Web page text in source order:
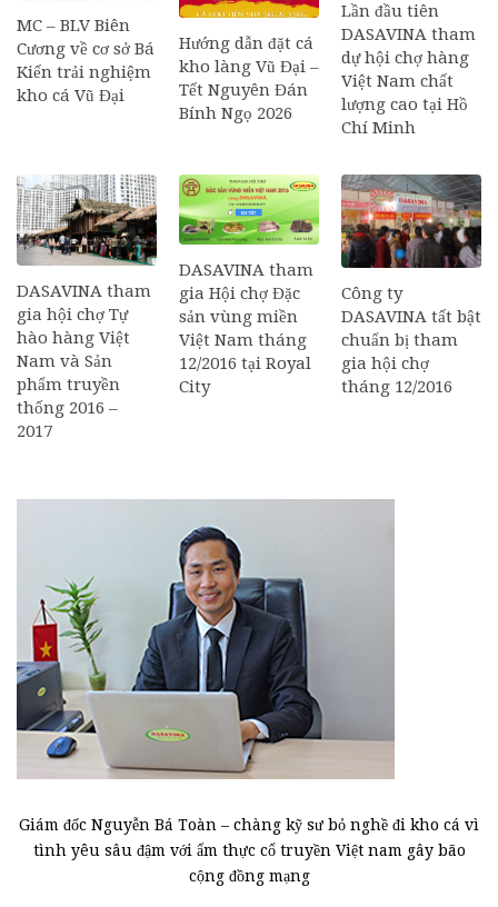
MC – BLV Biên
Cương về cơ sở Bá
Kiến trải nghiệm
kho cá Vũ Đại
Hướng dẫn đặt cá
kho làng Vũ Đại –
Tết Nguyên Đán
Bính Ngọ 2026
Lần đầu tiên
DASAVINA tham
dự hội chợ hàng
Việt Nam chất
lượng cao tại Hồ
Chí Minh
DASAVINA tham
gia hội chợ Tự
hào hàng Việt
Nam và Sản
phẩm truyền
thống 2016 –
2017
DASAVINA tham
gia Hội chợ Đặc
sản vùng miền
Việt Nam tháng
12/2016 tại Royal
City
Công ty
DASAVINA tất bật
chuẩn bị tham
gia hội chợ
tháng 12/2016
Giám đốc Nguyễn Bá Toàn – chàng kỹ sư bỏ nghề đi kho cá vì
tình yêu sâu đậm với ẩm thực cổ truyền Việt nam gây bão
cộng đồng mạng